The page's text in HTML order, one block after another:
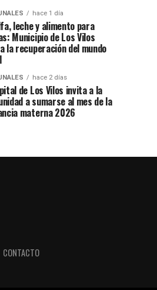
hace 1 día
leche y alimento para
Municipio de Los Vilos
la recuperación del mundo
hace 2 días
de Los Vilos invita a la
a sumarse al mes de la
materna 2026
CONTACTO